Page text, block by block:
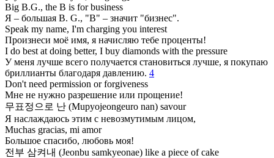
Big B.G., the B is for business
Я – большая B. G., "B" – значит "бизнес".
Speak my name, I'm charging you interest
Произнеси моё имя, я начисляю тебе проценты!
I do best at doing better, I buy diamonds with the pressure
У меня лучше всего получается становиться лучше, я покупаю
бриллианты благодаря давлению. 4
Don't need permission or forgiveness
Мне не нужно разрешение или прощение!
무표정으로 난 (Mupyojeongeuro nan) savour
Я наслаждаюсь этим с невозмутимым лицом,
Muchas gracias, mi amor
Большое спасибо, любовь моя!
전부 삼켜내 (Jeonbu samkyeonae) like a piece of cake